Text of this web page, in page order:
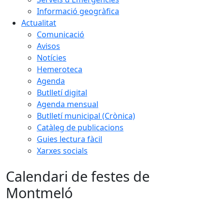
Informació geogràfica
Actualitat
Comunicació
Avisos
Notícies
Hemeroteca
Agenda
Butlletí digital
Agenda mensual
Butlletí municipal (Crònica)
Catàleg de publicacions
Guies lectura fàcil
Xarxes socials
Calendari de festes de
Montmeló